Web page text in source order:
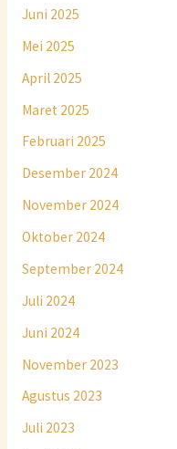
Juni 2025
Mei 2025
April 2025
Maret 2025
Februari 2025
Desember 2024
November 2024
Oktober 2024
September 2024
Juli 2024
Juni 2024
November 2023
Agustus 2023
Juli 2023